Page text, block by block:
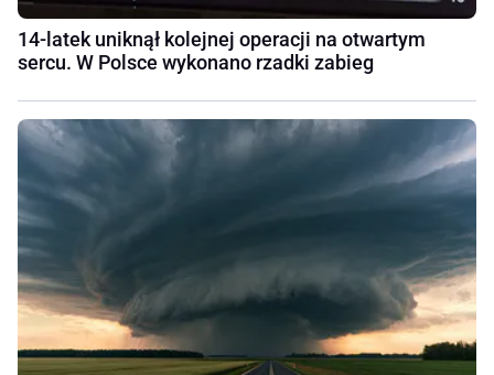
14-latek uniknął kolejnej operacji na otwartym
sercu. W Polsce wykonano rzadki zabieg